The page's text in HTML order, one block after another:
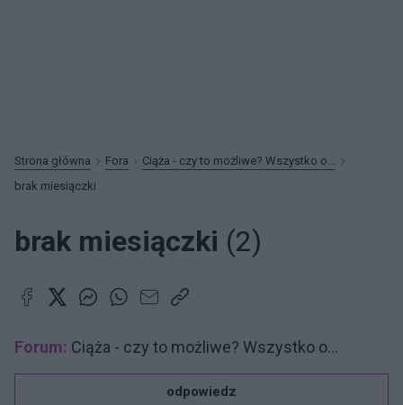
Strona główna Fora
Ciąża - czy to możliwe? Wszystko o...
brak miesiączki
brak miesiączki (2)
Forum: Ciąża - czy to możliwe? Wszystko o...
odpowiedz